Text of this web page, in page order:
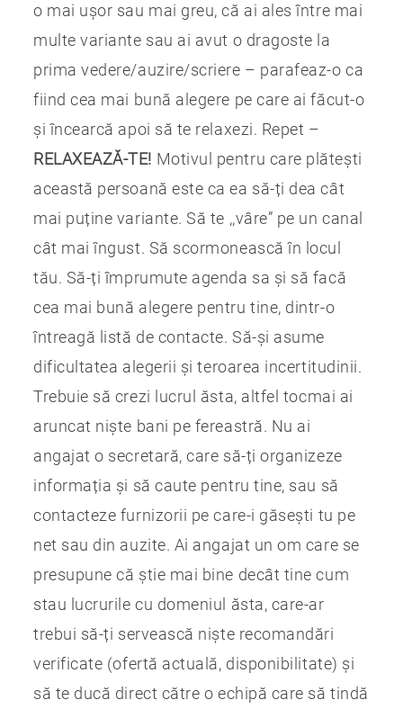
o mai ușor sau mai greu, că ai ales între mai
multe variante sau ai avut o dragoste la
prima vedere/auzire/scriere – parafeaz-o ca
fiind cea mai bună alegere pe care ai făcut-o
și încearcă apoi să te relaxezi. Repet –
RELAXEAZĂ-TE! Motivul pentru care plătești
această persoană este ca ea să-ți dea cât
mai puține variante. Să te ,,vâre” pe un canal
cât mai îngust. Să scormonească în locul
tău. Să-ți împrumute agenda sa și să facă
cea mai bună alegere pentru tine, dintr-o
întreagă listă de contacte. Să-și asume
dificultatea alegerii și teroarea incertitudinii.
Trebuie să crezi lucrul ăsta, altfel tocmai ai
aruncat niște bani pe fereastră. Nu ai
angajat o secretară, care să-ți organizeze
informația și să caute pentru tine, sau să
contacteze furnizorii pe care-i găsești tu pe
net sau din auzite. Ai angajat un om care se
presupune că știe mai bine decât tine cum
stau lucrurile cu domeniul ăsta, care-ar
trebui să-ți servească niște recomandări
verificate (ofertă actuală, disponibilitate) și
să te ducă direct către o echipă care să tindă